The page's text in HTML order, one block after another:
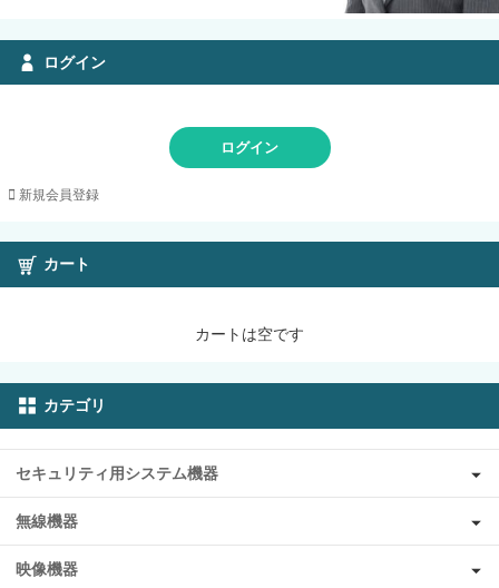
ログイン
ログイン
新規会員登録
カート
カートは空です
カテゴリ
セキュリティ用システム機器
無線機器
映像機器